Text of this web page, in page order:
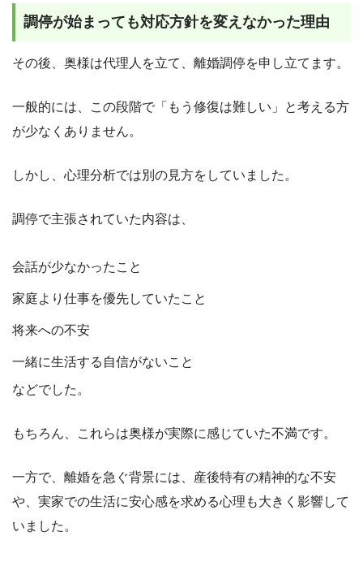
調停が始まっても対応方針を変えなかった理由
その後、奥様は代理人を立て、離婚調停を申し立てます。
一般的には、この段階で「もう修復は難しい」と考える方
が少なくありません。
しかし、心理分析では別の見方をしていました。
調停で主張されていた内容は、
会話が少なかったこと
家庭より仕事を優先していたこと
将来への不安
一緒に生活する自信がないこと
などでした。
もちろん、これらは奥様が実際に感じていた不満です。
一方で、離婚を急ぐ背景には、産後特有の精神的な不安
や、実家での生活に安心感を求める心理も大きく影響して
いました。